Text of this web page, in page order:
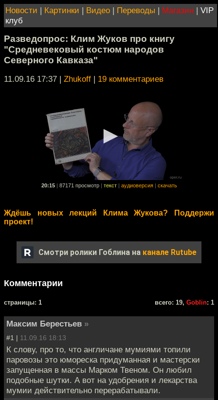
Новости | Картинки | Видео | Переводы | Магазин | VIP
клуб
Разведопрос: Клим Жуков про книгу
"Средневековый костюм народов
Северного Кавказа"
11.09.16 17:37 | Zhukoff | 19 комментариев
20:15 87171 просмотр текст аудиоверсия скачать
Ждёшь новых лекций Клима Жукова? Поддержи
проект!
Смотри ролики Гоблина на канале Rutube
Комментарии
cтраницы: 1 всего: 19, Goblin: 1
Максим Берестьев »
#1 | 11.09.16 18:13
К слову, про то, что англичане мумиями топили
паровозы это юмореска придуманная и мастерски
запущенная в массы Марком Твеном. Он любил
подобные шутки. А вот на удобрения и лекарства
мумии действительно перерабатывали.